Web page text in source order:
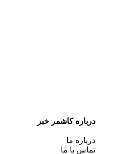
درباره کاشمر خبر
درباره ما
تماس با ما